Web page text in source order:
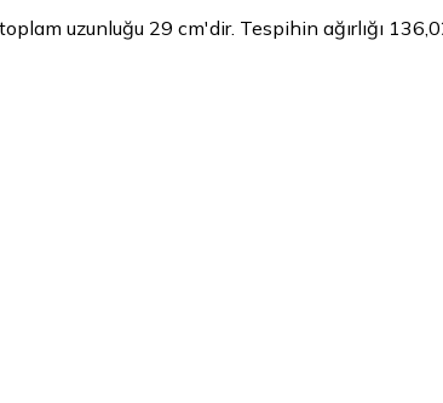
uzunluğu 29 cm'dir. Tespihin ağırlığı